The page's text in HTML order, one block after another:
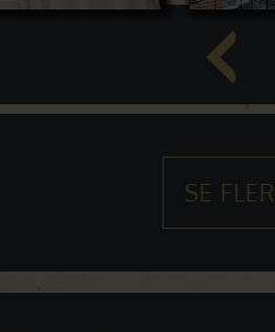
SE